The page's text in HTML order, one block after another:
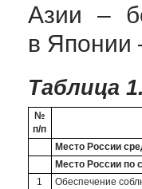
Азии –
в Японии
Таблица 1.
№
п/п
Место России
Место России по
1
Обеспечение